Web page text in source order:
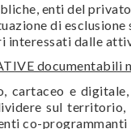
enti del
di
interessati dalle
documentabili
cartaceo e
sul
co-programmanti